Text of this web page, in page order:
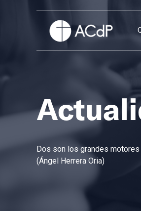
Dos son los grandes motores
(Ángel Herrera Oria)